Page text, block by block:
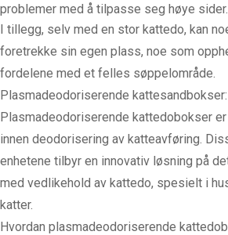
problemer med å tilpasse seg høye sider.
I tillegg, selv med en stor kattedo, kan
foretrekke sin egen plass, noe som
fordelene med et felles søppelområde.
Plasmadeodoriserende
Plasmadeodoriserende kattedobokser
innen deodorisering av katteavføring.
enhetene tilbyr en innovativ løsning på
med vedlikehold av kattedo, spesielt i
katter.
Hvordan plasmadeodoriserende